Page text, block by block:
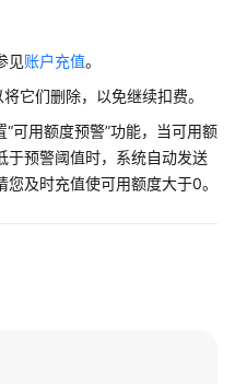
见账户充值。
它们删除，以免继续扣费。
可用额度预警”功能，当可用额
于预警阈值时，系统自动发送
及时充值使可用额度大于0。